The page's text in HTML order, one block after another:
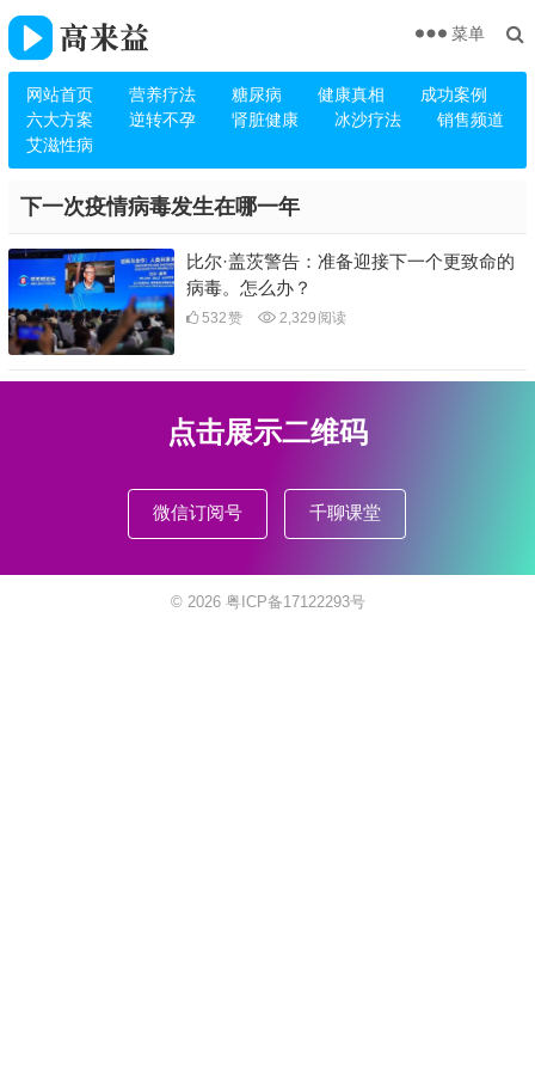
网站首页 营养疗法 糖尿病 健康真相
成功案例
六大方案
逆转不孕 肾脏健康 冰沙疗法
销售频道
艾滋性病
菜单
下一次疫情病毒发生在哪一年
比尔·盖茨警告：准备迎接下一个更致命的
病毒。怎么办？
532赞 2,329 阅读
点击展示二维码
微信订阅号 千聊课堂
© 2026 粤ICP备17122293号